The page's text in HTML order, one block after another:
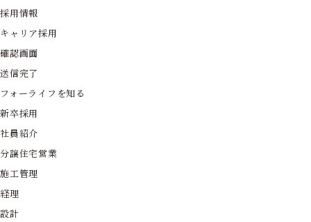
採用情報
キャリア採用
確認画面
送信完了
フォーライフを知る
新卒採用
社員紹介
分譲住宅営業
施工管理
経理
設計